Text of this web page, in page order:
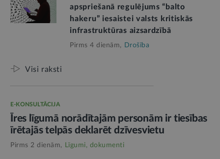
apspriešanā regulējums “balto
hakeru” iesaistei valsts kritiskās
infrastruktūras aizsardzībā
Pirms 4 dienām, Drošība
Visi raksti
E-KONSULTĀCIJA
Īres līgumā norādītajām personām ir tiesības
īrētajās telpās deklarēt dzīvesvietu
Pirms 2 dienām, Līgumi, dokumenti